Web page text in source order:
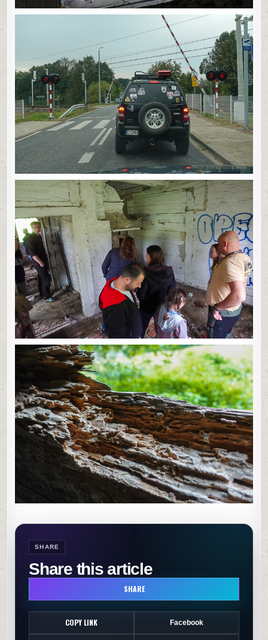
SHARE
Share this article
SHARE
COPY LINK Facebook